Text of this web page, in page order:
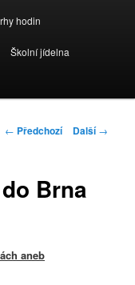
hodin
Školní jídelna
Navigace
← Předchozí Další→
Brna
aneb